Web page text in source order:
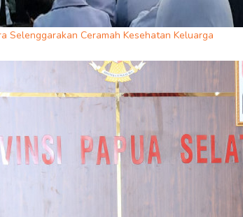
Selenggarakan Ceramah Kesehatan Keluarga